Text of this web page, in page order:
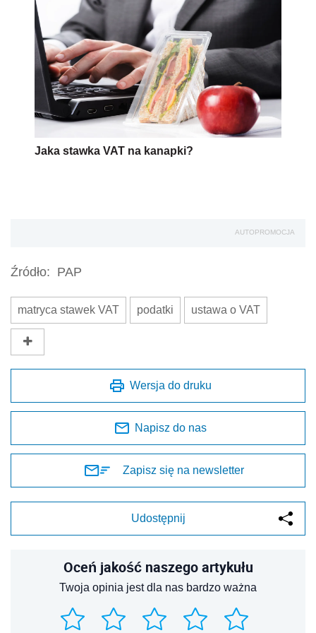
Jaka stawka VAT na kanapki?
AUTOPROMOCJA
Źródło: PAP
matryca stawek VAT podatki ustawa o VAT
Wersja do druku
Napisz do nas
Zapisz się na newsletter
Udostępnij
Oceń jakość naszego artykułu
Twoja opinia jest dla nas bardzo ważna